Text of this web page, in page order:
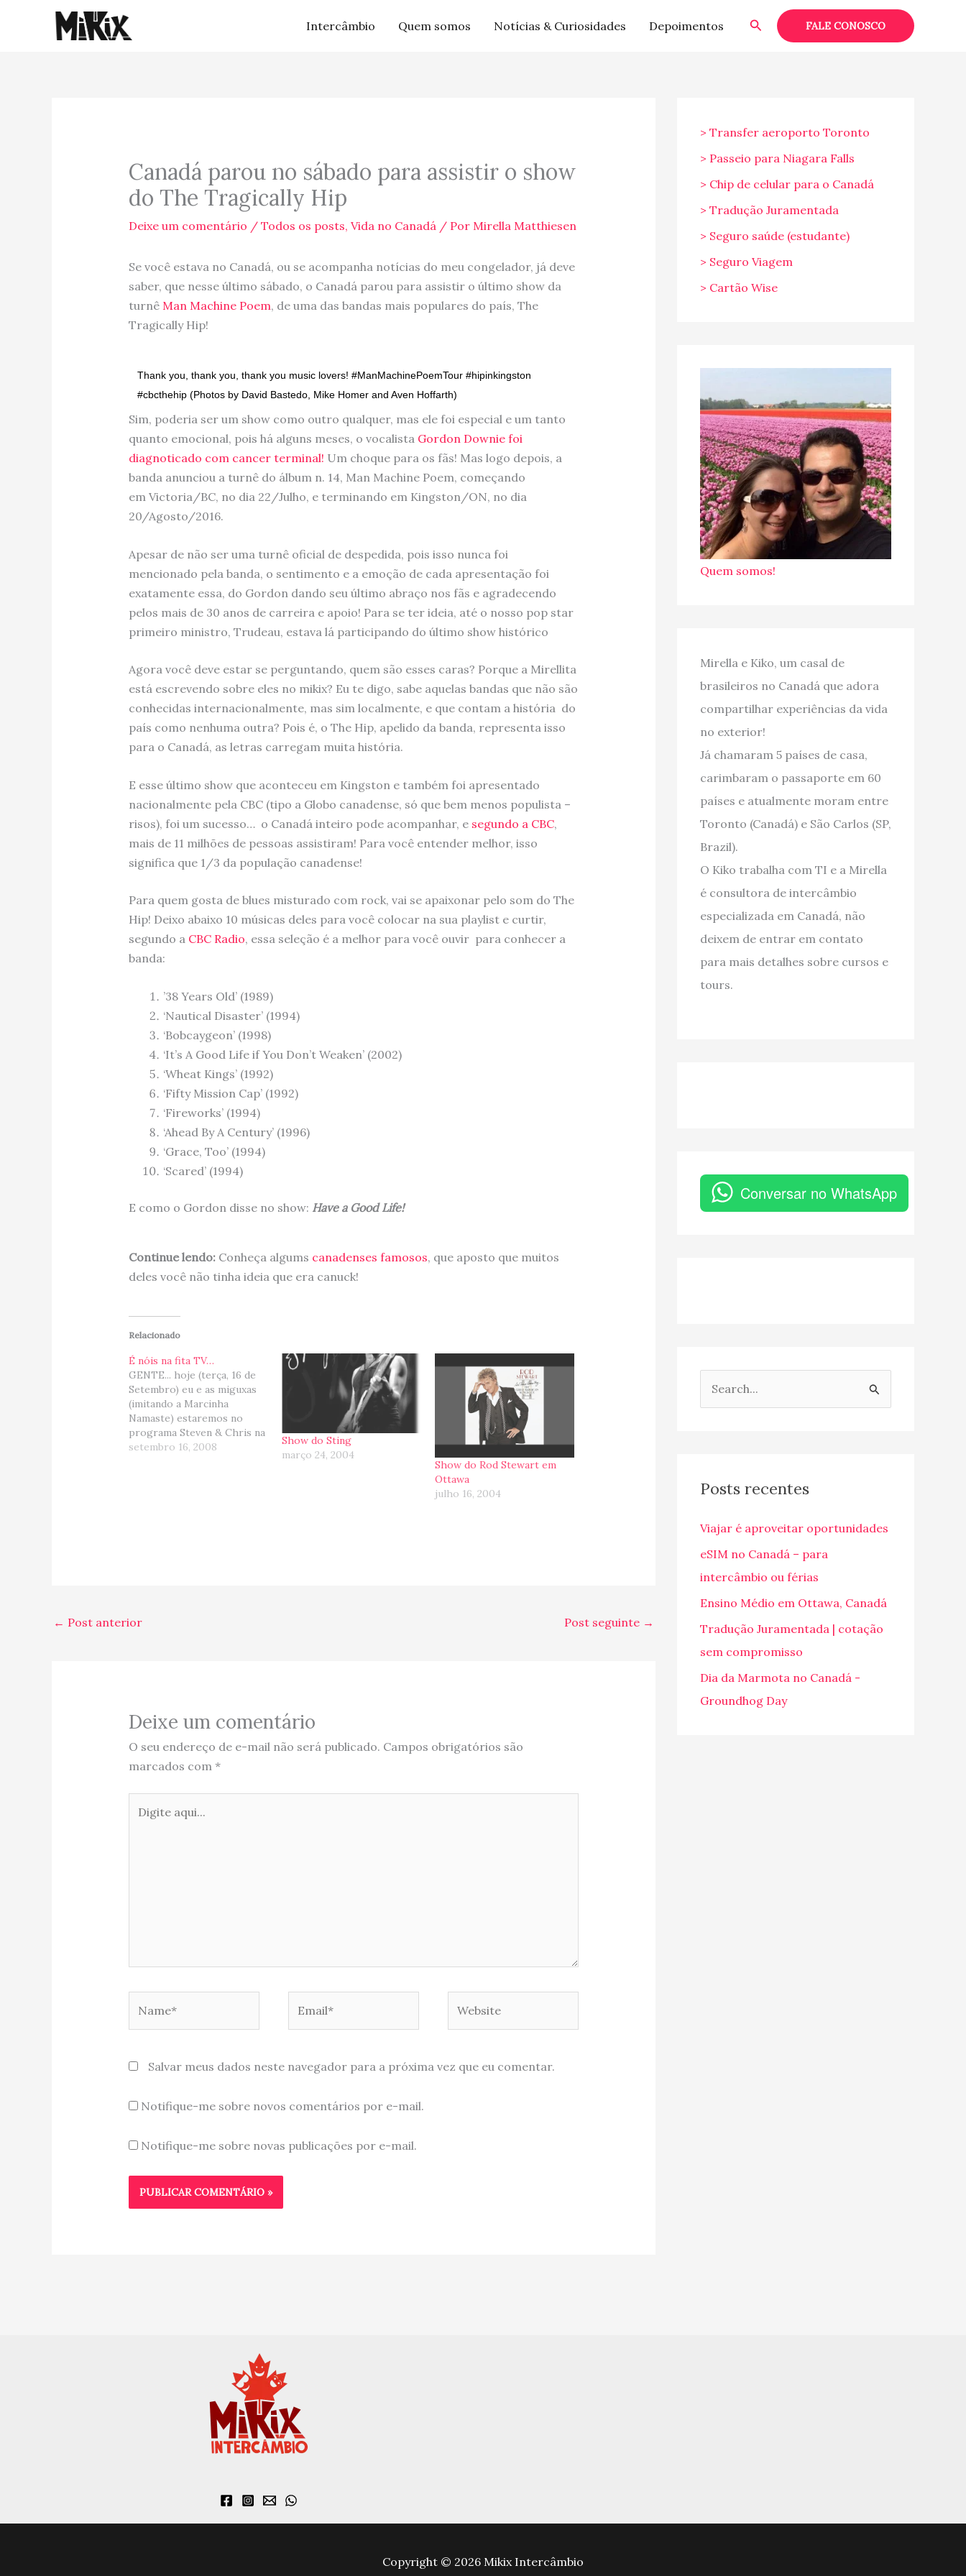
Intercâmbio Quem somos Notícias & Curiosidades Depoimentos PesquisarFALE CONOSCO
Canadá parou no sábado para assistir o show
do The Tragically Hip
Deixe um comentário / Todos os posts, Vida no Canadá/ Por Mirella Matthiesen
Se você estava no Canadá, ou se acompanha notícias do meu congelador, já deve
saber, que nesse último sábado, o Canadá parou para assistir o último show da
turnê Man Machine Poem, de uma das bandas mais populares do país, The
Tragically Hip!
Thank you, thank you, thank you music lovers! #ManMachinePoemTour #hipinkingston
#cbcthehip (Photos by David Bastedo, Mike Homer and Aven Hoffarth)
Sim, poderia ser um show como outro qualquer, mas ele foi especial e um tanto
quanto emocional, pois há alguns meses, o vocalista Gordon Downie foi
diagnoticado com cancer terminal! Um choque para os fãs! Mas logo depois, a
banda anunciou a turnê do álbum n. 14, Man Machine Poem, começando
em Victoria/BC, no dia 22/Julho, e terminando em Kingston/ON, no dia
20/Agosto/2016.
Apesar de não ser uma turnê oficial de despedida, pois isso nunca foi
mencionado pela banda, o sentimento e a emoção de cada apresentação foi
exatamente essa, do Gordon dando seu último abraço nos fãs e agradecendo
pelos mais de 30 anos de carreira e apoio! Para se ter ideia, até o nosso pop star
primeiro ministro, Trudeau, estava lá participando do último show histórico
Agora você deve estar se perguntando, quem são esses caras? Porque a Mirellita
está escrevendo sobre eles no mikix? Eu te digo, sabe aquelas bandas que não são
conhecidas internacionalmente, mas sim localmente, e que contam a história do
país como nenhuma outra? Pois é, o The Hip, apelido da banda, representa isso
para o Canadá, as letras carregam muita história.
E esse último show que aconteceu em Kingston e também foi apresentado
nacionalmente pela CBC (tipo a Globo canadense, só que bem menos populista –
risos), foi um sucesso… o Canadá inteiro pode acompanhar, e segundo a CBC,
mais de 11 milhões de pessoas assistiram! Para você entender melhor, isso
significa que 1/3 da população canadense!
Para quem gosta de blues misturado com rock, vai se apaixonar pelo som do The
Hip! Deixo abaixo 10 músicas deles para você colocar na sua playlist e curtir,
segundo a CBC Radio, essa seleção é a melhor para você ouvir para conhecer a
banda:
’38 Years Old’ (1989)
‘Nautical Disaster’ (1994)
‘Bobcaygeon’ (1998)
‘It’s A Good Life if You Don’t Weaken’ (2002)
‘Wheat Kings’ (1992)
‘Fifty Mission Cap’ (1992)
‘Fireworks’ (1994)
‘Ahead By A Century’ (1996)
‘Grace, Too’ (1994)
‘Scared’ (1994)
E como o Gordon disse no show: Have a Good Life!
Continue lendo:Conheça algums canadenses famosos, que aposto que muitos
deles você não tinha ideia que era canuck!
Relacionado
É nóis na fita TV…
GENTE... hoje (terça, 16 de
Setembro) eu e as miguxas
(imitando a Marcinha
Namaste) estaremos no
programa Steven & Chris na
CBC entre 2PM e 3PM
setembro 16, 2008
Show do Sting
março 24, 2004
Show do Rod Stewart em
Ottawa
julho 16, 2004
← Post anterior Post seguinte →
Deixe um comentário
O seu endereço de e-mail não será publicado. Campos obrigatórios são
marcados com *
aqui...
Salvar meus dados neste navegador para a próxima vez que eu comentar.
Notifique-me sobre novos comentários por e-mail.
Notifique-me sobre novas publicações por e-mail.
> Transfer aeroporto Toronto
> Passeio para Niagara Falls
> Chip de celular para o Canadá
> Tradução Juramentada
> Seguro saúde (estudante)
> Seguro Viagem
> Cartão Wise
Quem somos!
Mirella e Kiko, um casal de
brasileiros no Canadá que adora
compartilhar experiências da vida
no exterior!
Já chamaram 5 países de casa,
carimbaram o passaporte em 60
países e atualmente moram entre
Toronto (Canadá) e São Carlos (SP,
Brazil).
O Kiko trabalha com TI e a Mirella
é consultora de intercâmbio
especializada em Canadá, não
deixem de entrar em contato
para mais detalhes sobre cursos e
tours.
Conversar no WhatsApp
u
s
a
r
p
o
Posts recentes
Viajar é aproveitar oportunidades
eSIM no Canadá – para
intercâmbio ou férias
Ensino Médio em Ottawa, Canadá
Tradução Juramentada | cotação
sem compromisso
Dia da Marmota no Canadá -
Groundhog Day
Copyright © 2026 Mikix Intercâmbio